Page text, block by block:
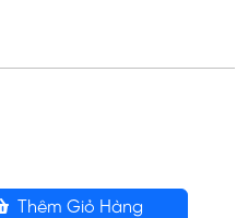
Thêm Giỏ Hàng